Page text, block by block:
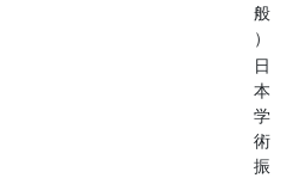
般
）
日
本
学
術
振